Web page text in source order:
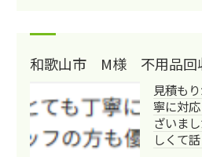
和歌山市 M様 不用品回
見積も
寧に対
ざいま
しくて